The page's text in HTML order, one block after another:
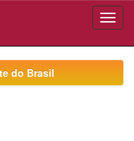
do Brasil